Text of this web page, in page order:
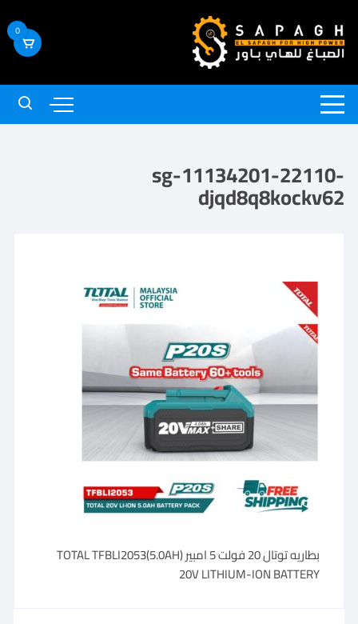
0
sg-11134201-22110-
djqd8q8kockv62
بطاريه توتال 20 فولت 5 امبير TOTAL TFBLI2053(5.0AH)
20V LITHIUM-ION BATTERY